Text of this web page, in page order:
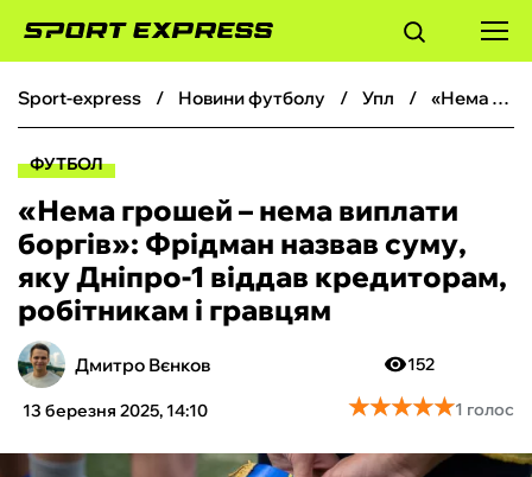
ФУТБОЛ
БОКС
ХОКЕЙ
ТЕНІС
КІБЕРСПОРТ
sport-express новини футболу упл «Нема грошей – нема виплати боргів»: Фрідман назвав суму, яку Дніпро-1 віддав кредиторам, робітникам і гравцям
ФУТБОЛ
«Нема грошей – нема виплати
боргів»: Фрідман назвав суму,
яку Дніпро-1 віддав кредиторам,
робітникам і гравцям
Дмитро Вєнков
13 березня 2025, 14:10
152
★★★★★
★★★★★1 голос